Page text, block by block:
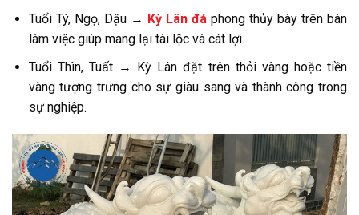
Tuổi Tý, Ngọ, Dậu → Kỳ Lân đáphong thủy bày trên bàn
làm việc giúp mang lại tài lộc và cát lợi.
Tuổi Thìn, Tuất → Kỳ Lân đặt trên thỏi vàng hoặc tiền
vàng tượng trưng cho sự giàu sang và thành công trong
sự nghiệp.